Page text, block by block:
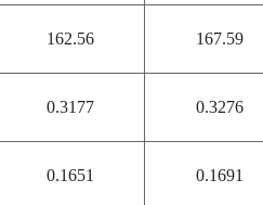
162.56 167.59
0.3177 0.3276
0.1651 0.1691